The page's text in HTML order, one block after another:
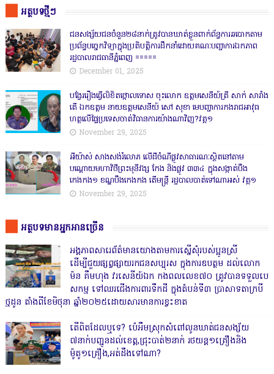
អត្ថបទថ្មីៗ
ជនសង្ស័យជនចំនួន២៨នាក់ត្រូវបានឃាត់ខ្លួនពាក់ព័ន្ធការឆបោកតាម
ប្រព័ន្ធបច្ចេកវិទ្យាក្នុងប្រតិបត្តិការដឹកនាំដោយគណៈបញ្ជាការឯកភាព
រដ្ឋបាលរាជធានីភ្នំពេញ ‎=====
December 01, 2025
បង្វែររឿងធ្វើលិខិតថ្កោលទោស ចុះលោក ឧត្តមសេនីយ៍ត្រី សាក់ សារាំង
តើ ឯកឧត្តម នាយឧត្តមសេនីយ៍ សៅ សុខា មេបញ្ជាការកងរាជអាវុធ
ហត្ថលើផ្ទៃប្រទេសចាត់វិធានការយ៉ាងណាវិញ?វគ្គ១
November 29, 2025
អីយ៉ាស់ សាងសង់រំលោភ លើដីចំណីផ្លូវសាធារណៈស្ថិតនៅតាម
បណ្ដោយមហាវិថីព្រះមុនីវង្ស កែង និងផ្លូវ ៣៣៤ ក្នុងសង្កាត់បឹង
កេងកង១ ខណ្ឌបឹងកេងកង តើមន្ត្រី រដ្ឋបាលបាត់ទៅណាអស់ វគ្គ១
November 29, 2025
អត្ថបទមានអ្នកអានច្រើន
អង្គភាពសារេព័ត៌មានយោងតាមការស្នើសុំរបស់ប្អូនស្រី
ដើម្បីជួយផ្សព្វផ្សាយរកជនសប្បុរស ក្នុងការឧបត្ថម ដល់លោក
ម៉ន គឹមហុង វរសេនីយ៍ឯក កងពលលេខ៧០ ត្រូវបានទទួលបេ
សកម្ម ទៅឈរជើងការពារទឹកដី ក្នុងតំបន់ទី៣ ប្រាសាទតាក្របី
ថ្មដូន តាំងពីខែមិថុនា ឆ្នាំ២០២៥ដោយសារមានការខ្វះខាត
តើពិតដែលឬទេ? ប៉េអឹមស្រុកសំពៅលូនឃាត់ជនសង្ស័យ
៧នាក់បញ្ជូនដល់ខេត្ត,ជ្រុះបាត់២នាក់ រថយន្ត១គ្រឿងនិង
ម៉ូតូ១គ្រឿង,អត់ដឹងទៅណា?